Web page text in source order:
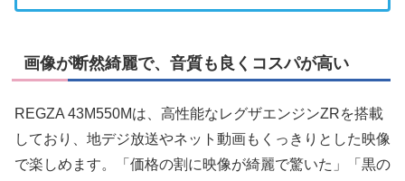
画像が断然綺麗で、音質も良くコスパが高い
REGZA 43M550Mは、高性能なレグザエンジンZRを搭載
しており、地デジ放送やネット動画もくっきりとした映像
で楽しめます。「価格の割に映像が綺麗で驚いた」「黒の